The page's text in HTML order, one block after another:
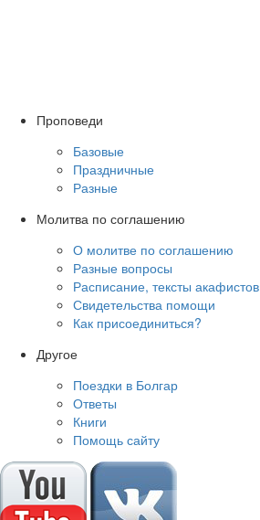
Проповеди
Базовые
Праздничные
Разные
Молитва по соглашению
О молитве по соглашению
Разные вопросы
Расписание, тексты акафистов
Свидетельства помощи
Как присоединиться?
Другое
Поездки в Болгар
Ответы
Книги
Помощь сайту